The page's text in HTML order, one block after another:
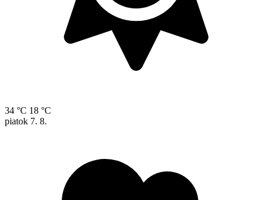
34 °C 18 °C
piatok 7. 8.